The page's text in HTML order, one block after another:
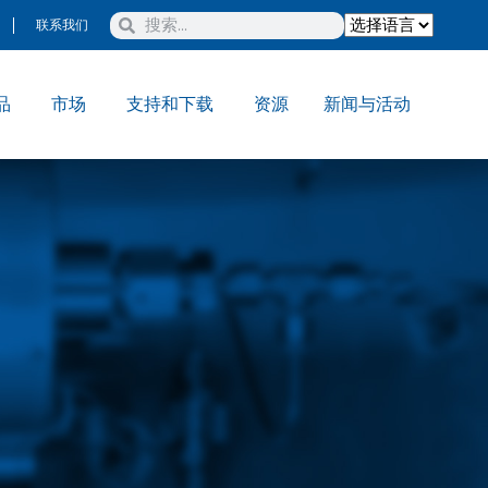
联系我们
市场 支持和下载 资源 新闻与活动